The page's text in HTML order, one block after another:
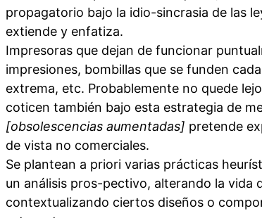
propagatorio bajo la idio-sincrasia de las
extiende y enfatiza.
Impresoras que dejan de funcionar
impresiones, bombillas que se funden
extrema, etc. Probablemente no quede
coticen también bajo esta estrategia de
[obsolescencias aumentadas] pretende
de vista no comerciales.
Se plantean a priori varias prácticas
un análisis pros-pectivo, alterando la vida
contextualizando ciertos diseños o